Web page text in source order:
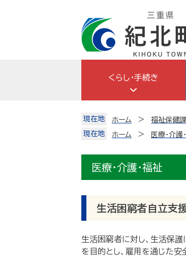
くらし・手続き
現在地 ホーム 福祉保健課
現在地
ホーム 医療・介護
医療・介護・福祉
生活困窮者自立支
生活困窮者に対し、生活保
を目的とし、雇用を通じた安